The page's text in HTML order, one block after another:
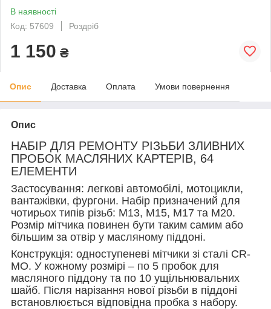
В наявності
Код: 57609
Роздріб
1 150 ₴
Опис Доставка Оплата Умови повернення
Опис
НАБІР ДЛЯ РЕМОНТУ РІЗЬБИ ЗЛИВНИХ
ПРОБОК МАСЛЯНИХ КАРТЕРІВ, 64
ЕЛЕМЕНТИ
Застосування: легкові автомобілі, мотоцикли,
вантажівки, фургони. Набір призначений для
чотирьох типів різьб: M13, M15, M17 та M20.
Розмір мітчика повинен бути таким самим або
більшим за отвір у масляному піддоні.
Конструкція: одноступеневі мітчики зі сталі CR-
MO. У кожному розмірі – по 5 пробок для
масляного піддону та по 10 ущільнювальних
шайб. Після нарізання нової різьби в піддоні
встановлюється відповідна пробка з набору.